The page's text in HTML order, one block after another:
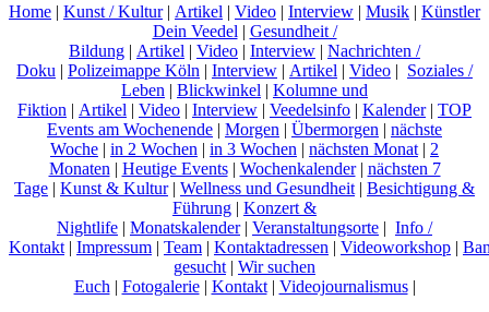
Home | Kunst / Kultur| Artikel | Video | Interview | Musik | Künstler
Dein Veedel | Gesundheit /
Bildung | Artikel | Video | Interview | Nachrichten /
Doku | Polizeimappe Köln | Interview | Artikel | Video | Soziales /
Leben | Blickwinkel | Kolumne und
Fiktion | Artikel | Video | Interview | Veedelsinfo | Kalender| TOP
Events am Wochenende | Morgen | Übermorgen | nächste
Woche | in 2 Wochen | in 3 Wochen | nächsten Monat | 2
Monaten | Heutige Events| Wochenkalender| nächsten 7
Tage | Kunst & Kultur| Wellness und Gesundheit | Besichtigung &
Führung | Konzert &
Nightlife | Monatskalender| Veranstaltungsorte | Info /
Kontakt | Impressum | Team | Kontaktadressen | Videoworkshop |
gesucht | Wir suchen
Euch | Fotogalerie| Kontakt| Videojournalismus|